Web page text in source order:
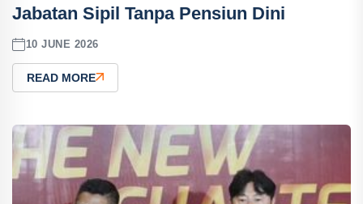
Jabatan Sipil Tanpa Pensiun Dini
10 JUNE 2026
READ MORE